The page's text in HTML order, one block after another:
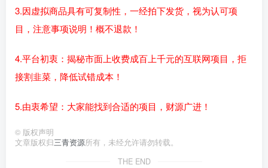
3.因虚拟商品具有可复制性，一经拍下发货，视为认可项
目，注意事项说明！概不退款！
4.平台初衷：揭秘市面上收费成百上千元的互联网项目，拒
接割韭菜，降低试错成本！
5.由衷希望：大家能找到合适的项目，财源广进！
© 版权声明
文章版权归三青资源所有，未经允许请勿转载。
THE END